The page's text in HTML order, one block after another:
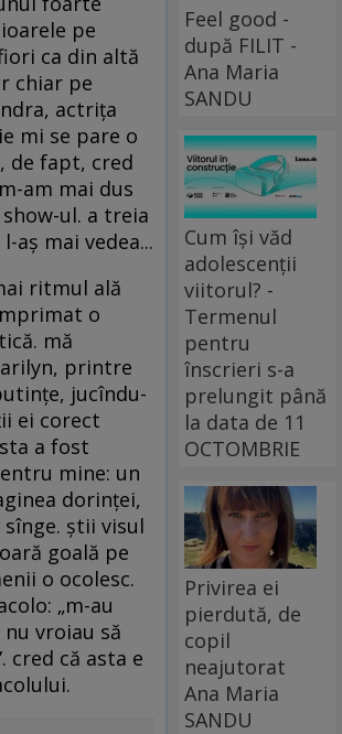
pe
ca din altă
chiar pe
actriţa
mi se pare o
de fapt, cred
am mai dus
ul. a treia
aş mai vedea...
ritmul ală
o
mă
printre
jucîndu-
ei corect
a fost
mine: un
dorinţei,
ştii visul
goală pe
o ocolesc.
„m-au
vroiau să
cred că asta e
Feel good -
după FILIT -
Ana Maria
SANDU
Cum își văd
adolescenții
viitorul? -
Termenul
pentru
înscrieri s-a
prelungit până
la data de 11
OCTOMBRIE
Privirea ei
pierdută, de
copil
neajutorat
Ana Maria
SANDU